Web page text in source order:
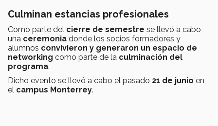
Culminan estancias profesionales
Como parte del cierre de semestre se llevó a cabo
una ceremonia donde los socios formadores y
alumnos convivieron y generaron un espacio de
networking como parte de la culminación del
programa.
Dicho evento se llevó a cabo el pasado 21 de junio en
el campus Monterrey.